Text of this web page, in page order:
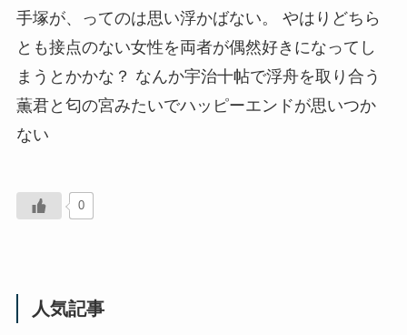
手塚が、ってのは思い浮かばない。 やはりどちら
とも接点のない女性を両者が偶然好きになってし
まうとかかな？ なんか宇治十帖で浮舟を取り合う
薫君と匂の宮みたいでハッピーエンドが思いつか
ない
0
人気記事